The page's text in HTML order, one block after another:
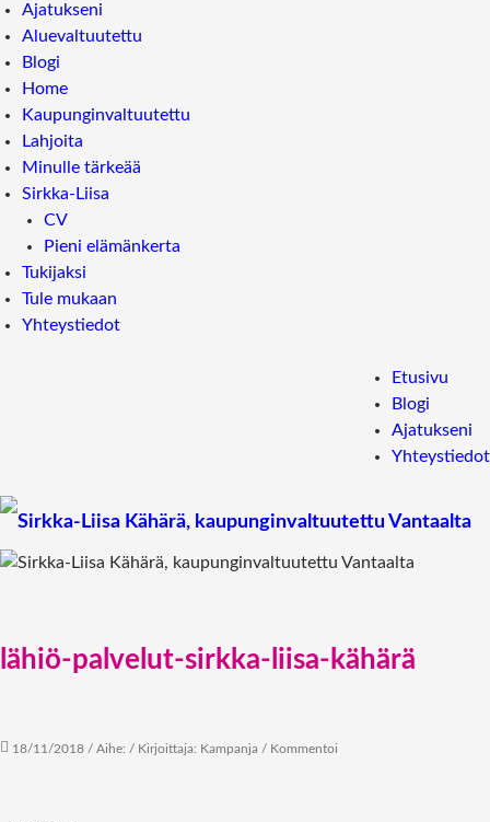
Ajatukseni
Aluevaltuutettu
Blogi
Home
Kaupunginvaltuutettu
Lahjoita
Minulle tärkeää
Sirkka-Liisa
CV
Pieni elämänkerta
Tukijaksi
Tule mukaan
Yhteystiedot
Etusivu
Blogi
Ajatukseni
Yhteystiedot
lähiö-palvelut-sirkka-liisa-kähärä
18/11/2018 / Aihe: / Kirjoittaja: Kampanja / Kommentoi